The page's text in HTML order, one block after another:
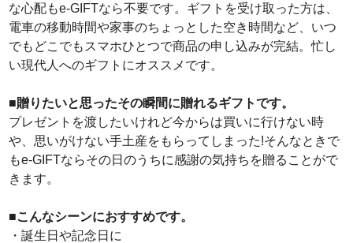
な心配もe-GIFTなら不要です。ギフトを受け取った方は、
電車の移動時間や家事のちょっとした空き時間など、いつ
でもどこでもスマホひとつで商品の申し込みが完結。忙し
い現代人へのギフトにオススメです。
■贈りたいと思ったその瞬間に贈れるギフトです。
プレゼントを渡したいけれど今からは買いに行けない時
や、思いがけない手土産をもらってしまった!そんなときで
もe-GIFTならその日のうちに感謝の気持ちを贈ることがで
きます。
■こんなシーンにおすすめです。
・誕生日や記念日に